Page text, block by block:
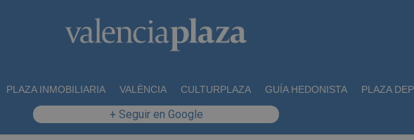
PLAZA INMOBILIARIA VALÈNCIA CULTURPLAZA GUÍA HEDONISTA PLAZA
+ Seguir en Google